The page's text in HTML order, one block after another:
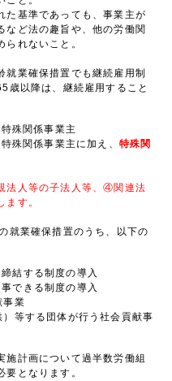
た基準であっても、事業主が
など法の趣旨や、他の労働関
れないこと。
就業確保措置でも継続雇用制
歳以降は、継続雇用すること
殊関係事業主
殊関係事業主に加え、 特殊関
人等の子法人等、④関連法
す。
就業確保措置のうち、以下の
結する制度の導入
できる制度の導入
事業
等する団体が行う社会貢献事
施計画について過半数労働組
となります。